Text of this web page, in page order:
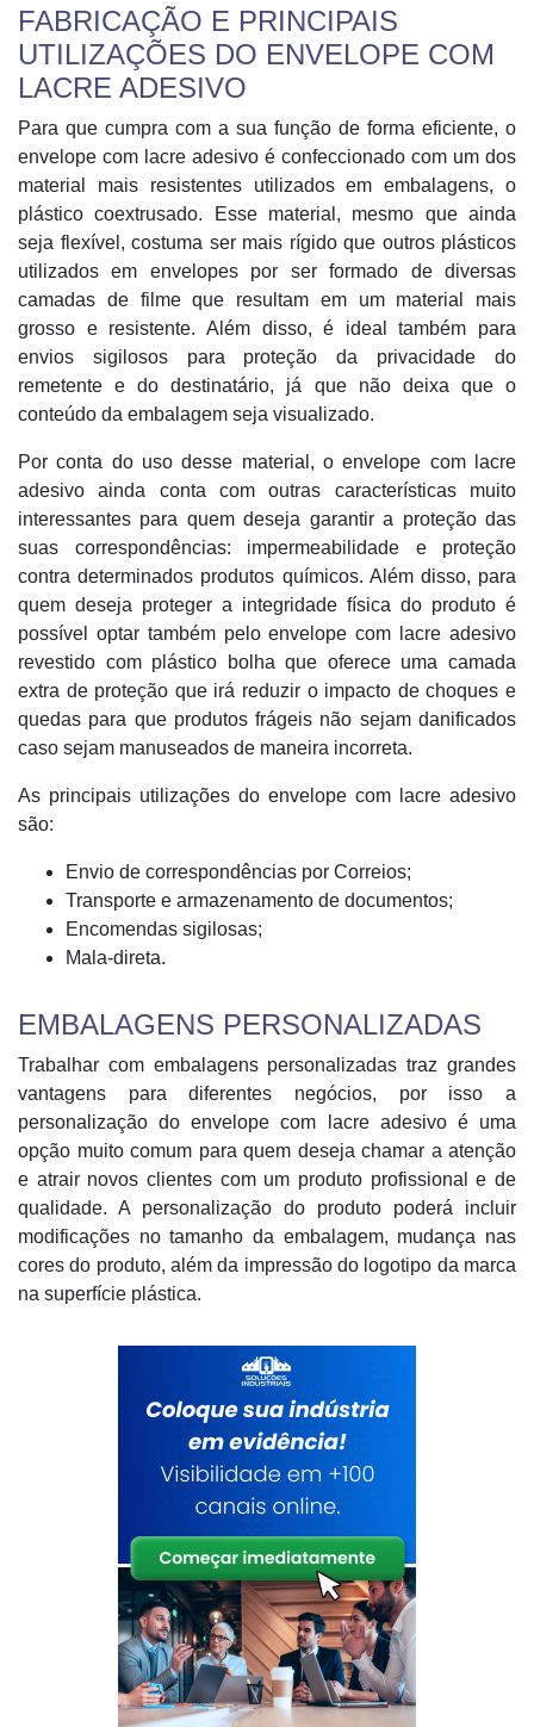
FABRICAÇÃO E PRINCIPAIS
UTILIZAÇÕES DO ENVELOPE COM
LACRE ADESIVO
Para que cumpra com a sua função de forma eficiente, o
envelope com lacre adesivo é confeccionado com um dos
material mais resistentes utilizados em embalagens, o
plástico coextrusado. Esse material, mesmo que ainda
seja flexível, costuma ser mais rígido que outros plásticos
utilizados em envelopes por ser formado de diversas
camadas de filme que resultam em um material mais
grosso e resistente. Além disso, é ideal também para
envios sigilosos para proteção da privacidade do
remetente e do destinatário, já que não deixa que o
conteúdo da embalagem seja visualizado.
Por conta do uso desse material, o envelope com lacre
adesivo ainda conta com outras características muito
interessantes para quem deseja garantir a proteção das
suas correspondências: impermeabilidade e proteção
contra determinados produtos químicos. Além disso, para
quem deseja proteger a integridade física do produto é
possível optar também pelo envelope com lacre adesivo
revestido com plástico bolha que oferece uma camada
extra de proteção que irá reduzir o impacto de choques e
quedas para que produtos frágeis não sejam danificados
caso sejam manuseados de maneira incorreta.
As principais utilizações do envelope com lacre adesivo
são:
Envio de correspondências por Correios;
Transporte e armazenamento de documentos;
Encomendas sigilosas;
Mala-direta.
EMBALAGENS PERSONALIZADAS
Trabalhar com embalagens personalizadas traz grandes
vantagens para diferentes negócios, por isso a
personalização do envelope com lacre adesivo é uma
opção muito comum para quem deseja chamar a atenção
e atrair novos clientes com um produto profissional e de
qualidade. A personalização do produto poderá incluir
modificações no tamanho da embalagem, mudança nas
cores do produto, além da impressão do logotipo da marca
na superfície plástica.